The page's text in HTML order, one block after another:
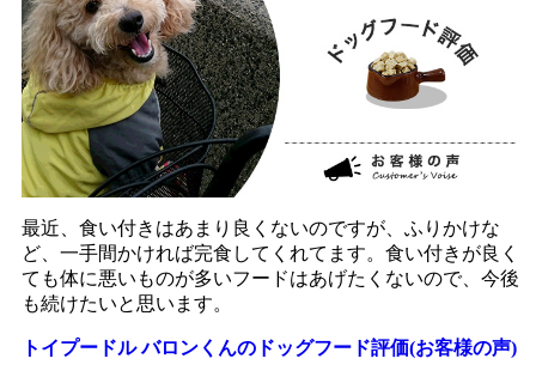
最近、食い付きはあまり良くないのですが、ふりかけな
ど、一手間かければ完食してくれてます。食い付きが良く
ても体に悪いものが多いフードはあげたくないので、今後
も続けたいと思います。
トイプードル バロンくんのドッグフード評価(お客様の声)